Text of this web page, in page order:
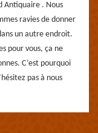
Antiquaire . Nous
ravies de donner
un autre endroit.
pour vous, ça ne
C’est pourquoi
pas à nous